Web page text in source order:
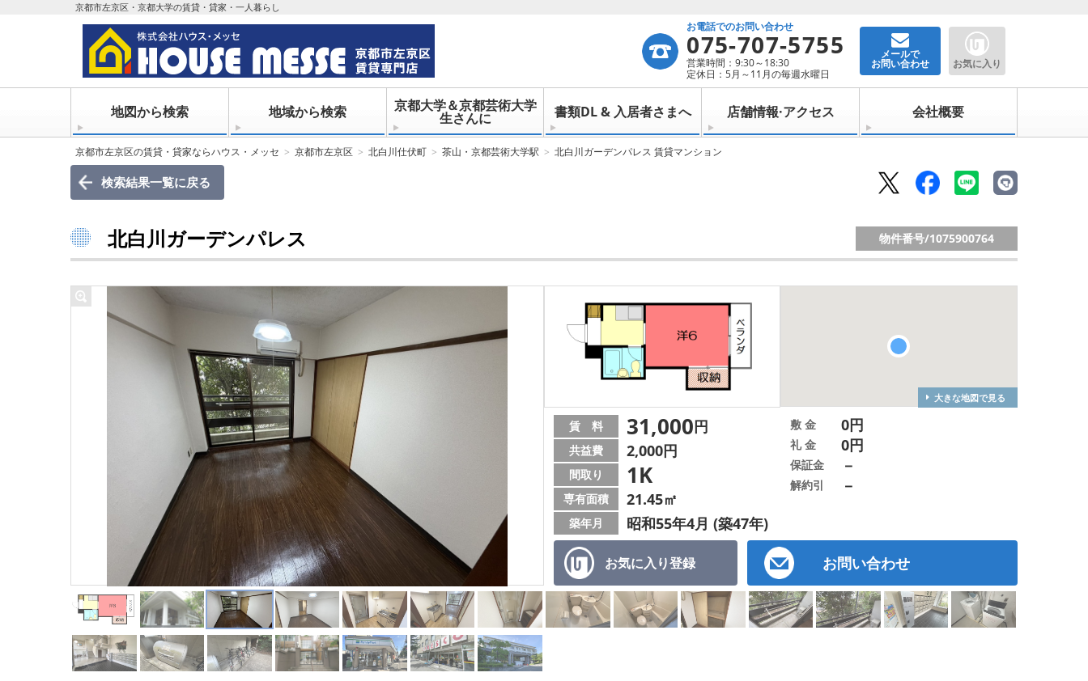
京都市左京区・京都大学の賃貸・貸家・一人暮らし
お電話でのお問い合わせ
075-707-5755
営業時間：9:30～18:30
定休日：5月～11月の毎週水曜日
メールで
お問い合わせ お気に入り
地図から検索 地域から検索 京都大学＆京都芸術大学
生さんに 書類DL & 入居者さまへ 店舗情報·アクセス 会社概要
京都市左京区の賃貸・貸家ならハウス・メッセ 京都市左京区 北白川仕伏町 茶山・京都芸術大学駅 北白川ガーデンパレス 賃貸マンション
検索結果一覧に戻る
北白川ガーデンパレス 物件番号/1075900764
大きな地図で見る
お気に入り登録 お問い合わせ
賃 料 31,000円
共益費 2,000円
間取り 1K
専有面積 21.45㎡
築年月 昭和55年4月 (築47年)
敷 金 0円
礼 金 0円
保証金 －
解約引 －